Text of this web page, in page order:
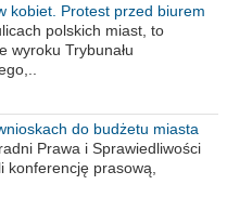
kobiet. Protest przed biurem
polskich miast, to
wyroku Trybunału
do budżetu miasta
Prawa i Sprawiedliwości
konferencję prasową,